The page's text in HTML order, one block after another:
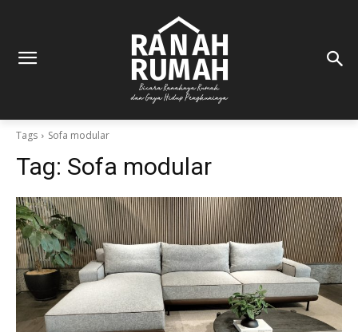
Tags Sofa modular
Tag: Sofa modular